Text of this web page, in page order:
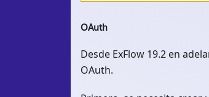
OAuth
Desde ExFlow 19.2 en
OAuth.